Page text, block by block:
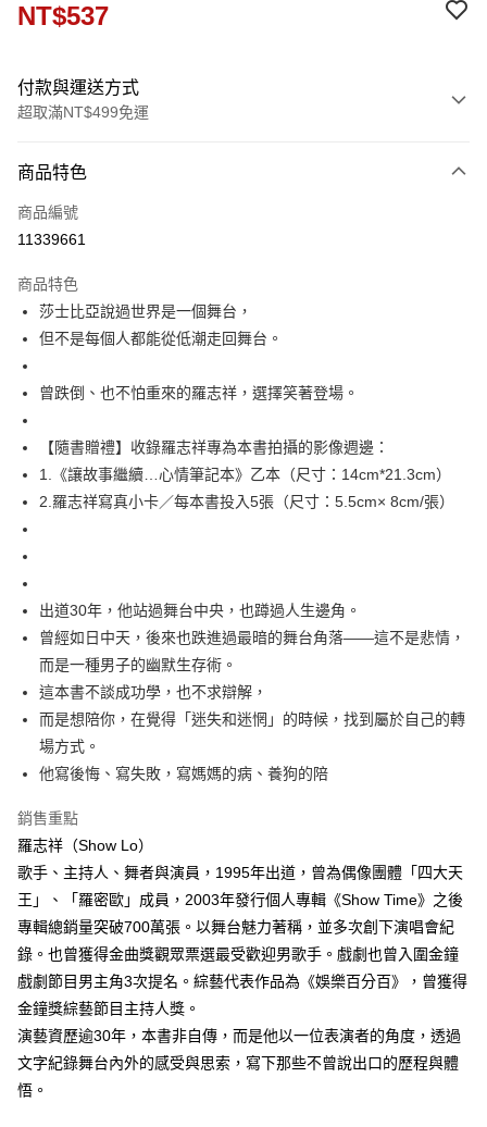
NT$537
付款與運送方式
超取滿NT$499免運
信用卡一次付款
運送方式
付款後全家取貨
每筆NT$60，滿NT$499(含以上)免運費
付款後7-11取貨
每筆NT$60，滿NT$499(含以上)免運費
每筆NT$100，滿NT$499(含以上)免運費
商品特色
商品編號
11339661
商品特色
莎士比亞說過世界是一個舞台，
但不是每個人都能從低潮走回舞台。
曾跌倒、也不怕重來的羅志祥，選擇笑著登場。
【隨書贈禮】收錄羅志祥專為本書拍攝的影像週邊：
1.《讓故事繼續…心情筆記本》乙本（尺寸：14cm*21.3cm）
2.羅志祥寫真小卡／每本書投入5張（尺寸：5.5cm× 8cm/張）
出道30年，他站過舞台中央，也蹲過人生邊角。
曾經如日中天，後來也跌進過最暗的舞台角落——這不是悲情，
而是一種男子的幽默生存術。
這本書不談成功學，也不求辯解，
而是想陪你，在覺得「迷失和迷惘」的時候，找到屬於自己的轉
場方式。
他寫後悔、寫失敗，寫媽媽的病、養狗的陪
銷售重點
羅志祥（Show Lo）
歌手、主持人、舞者與演員，1995年出道，曾為偶像團體「四大天
王」、「羅密歐」成員，2003年發行個人專輯《Show Time》之後
專輯總銷量突破700萬張。以舞台魅力著稱，並多次創下演唱會紀
錄。也曾獲得金曲獎觀眾票選最受歡迎男歌手。戲劇也曾入圍金鐘
戲劇節目男主角3次提名。綜藝代表作品為《娛樂百分百》，曾獲得
金鐘獎綜藝節目主持人獎。
演藝資歷逾30年，本書非自傳，而是他以一位表演者的角度，透過
文字紀錄舞台內外的感受與思索，寫下那些不曾說出口的歷程與體
悟。